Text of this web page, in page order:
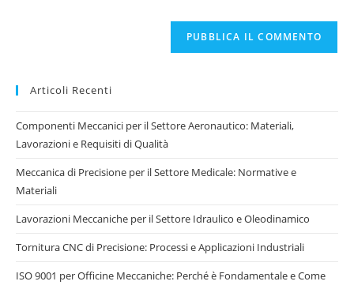
Articoli Recenti
Componenti Meccanici per il Settore Aeronautico: Materiali,
Lavorazioni e Requisiti di Qualità
Meccanica di Precisione per il Settore Medicale: Normative e
Materiali
Lavorazioni Meccaniche per il Settore Idraulico e Oleodinamico
Tornitura CNC di Precisione: Processi e Applicazioni Industriali
ISO 9001 per Officine Meccaniche: Perché è Fondamentale e Come